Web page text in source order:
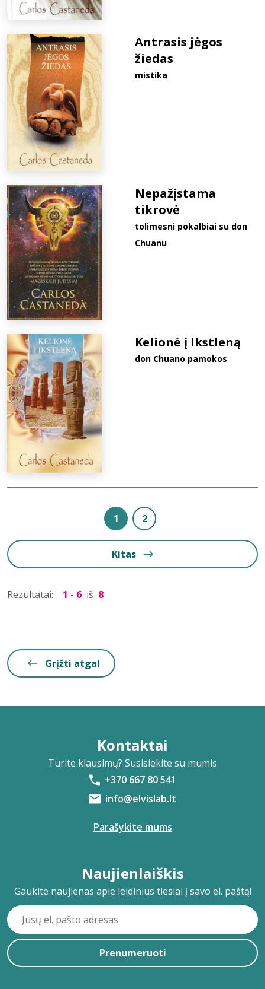
Antrasis jėgos
žiedas
mistika
Nepažįstama
tikrovė
tolimesni pokalbiai su don
Chuanu
Kelionė į Ikstleną
don Chuano pamokos
1 2
Kitas
Rezultatai: 1 - 6 iš 8
Grįžti atgal
Kontaktai
Turite klausimų? Susisiekite su mumis
+370 667 80 541
info@elvislab.lt
Parašykite mums
Naujienlaiškis
Gaukite naujienas apie leidinius tiesiai į savo el. paštą!
Prenumeruoti